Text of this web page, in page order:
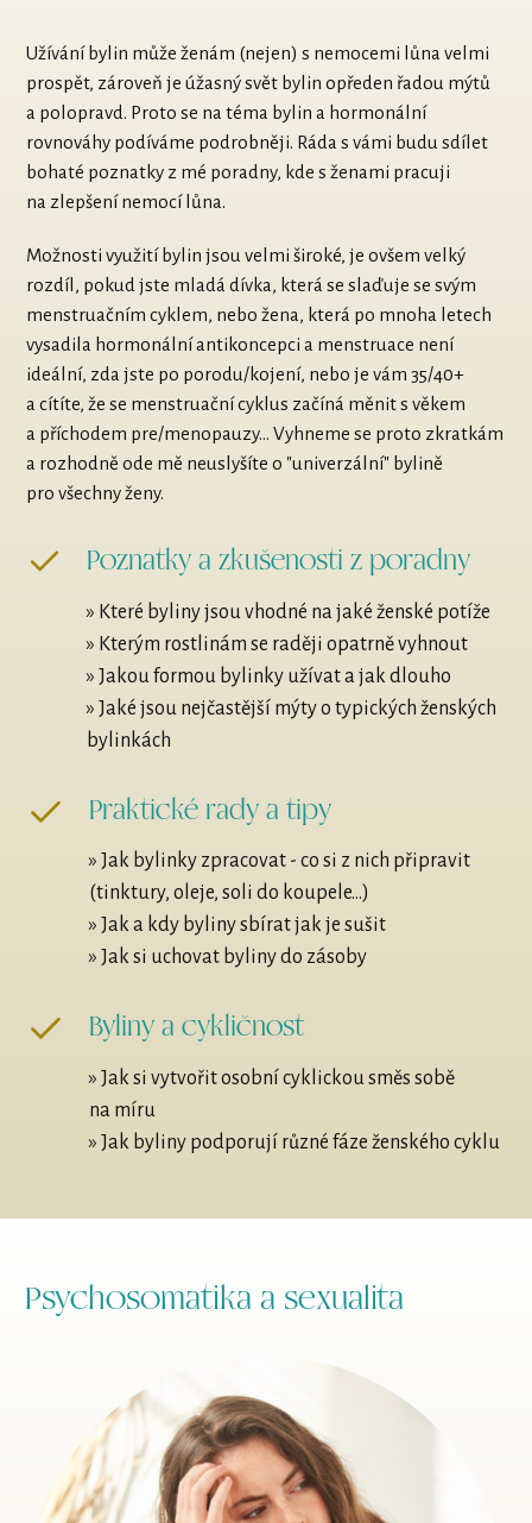
Užívání bylin může ženám (nejen) s nemocemi lůna velmi
prospět, zároveň je úžasný svět bylin opředen řadou mýtů
a polopravd. Proto se na téma bylin a hormonální
rovnováhy podíváme podrobněji. Ráda s vámi budu sdílet
bohaté poznatky z mé poradny, kde s ženami pracuji
na zlepšení nemocí lůna.
Možnosti využití bylin jsou velmi široké, je ovšem velký
rozdíl, pokud jste mladá dívka, která se slaďuje se svým
menstruačním cyklem, nebo žena, která po mnoha letech
vysadila hormonální antikoncepci a menstruace není
ideální, zda jste po porodu/kojení, nebo je vám 35/40+
a cítíte, že se menstruační cyklus začíná měnit s věkem
a příchodem pre/menopauzy... Vyhneme se proto zkratkám
a rozhodně ode mě neuslyšíte o "univerzální" bylině
pro všechny ženy.
Poznatky a zkušenosti z poradny
» Které byliny jsou vhodné na jaké ženské potíže
» Kterým rostlinám se raději opatrně vyhnout
» Jakou formou bylinky užívat a jak dlouho
» Jaké jsou nejčastější mýty o typických ženských
bylinkách
Praktické rady a tipy
» Jak bylinky zpracovat - co si z nich připravit
(tinktury, oleje, soli do koupele...)
» Jak a kdy byliny sbírat jak je sušit
» Jak si uchovat byliny do zásoby
Byliny a cykličnost
» Jak si vytvořit osobní cyklickou směs sobě
na míru
» Jak byliny podporují různé fáze ženského cyklu
Psychosomatika a sexualita